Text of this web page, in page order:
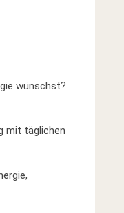
wünschst?
mit täglichen